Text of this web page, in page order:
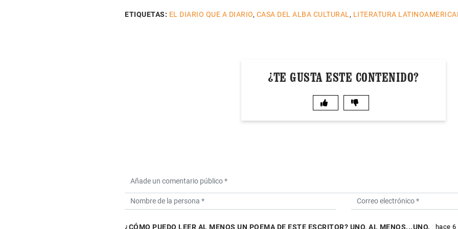
ETIQUETAS: EL DIARIO QUE A DIARIO, CASA DEL ALBA CULTURAL , LITERATURA
¿TE GUSTA ESTE CONTENIDO?
¿CÓMO PUEDO LEER AL MENOS UN POEMA DE ESTE ESCRITOR? UNO, AL MENOS...UNO. hace 6